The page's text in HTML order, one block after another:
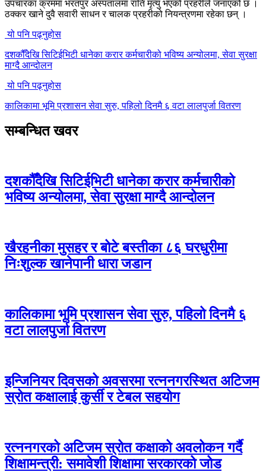
उपचारका क्रममा भरतपुर अस्पतालमा राति मृत्यु भएको प्रहरीले जनाएको छ ।
ठक्कर खाने दुवै सवारी साधन र चालक प्रहरीको नियन्त्रणमा रहेका छन् ।
यो पनि पढ्नुहोस
दशकौँदेखि सिटिईभिटी धानेका करार कर्मचारीको भविष्य अन्योलमा, सेवा सुरक्षा
माग्दै आन्दोलन
यो पनि पढ्नुहोस
कालिकामा भूमि प्रशासन सेवा सुरु, पहिलो दिनमै ६ वटा लालपुर्जा वितरण
सम्बन्धित खवर
दशकौँदेखि सिटिईभिटी धानेका करार कर्मचारीको
भविष्य अन्योलमा, सेवा सुरक्षा माग्दै आन्दोलन
खैरहनीका मुसहर र बोटे बस्तीका ८६ घरधुरीमा
निःशुल्क खानेपानी धारा जडान
कालिकामा भूमि प्रशासन सेवा सुरु, पहिलो दिनमै ६
वटा लालपुर्जा वितरण
इन्जिनियर दिवसको अवसरमा रत्ननगरस्थित अटिजम
स्रोत कक्षालाई कुर्सी र टेबल सहयोग
रत्ननगरको अटिजम स्रोत कक्षाको अवलोकन गर्दै
शिक्षामन्त्री: समावेशी शिक्षामा सरकारको जोड